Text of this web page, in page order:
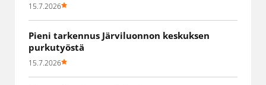
15.7.2026
Pieni tarkennus Järviluonnon keskuksen
purkutyöstä
15.7.2026